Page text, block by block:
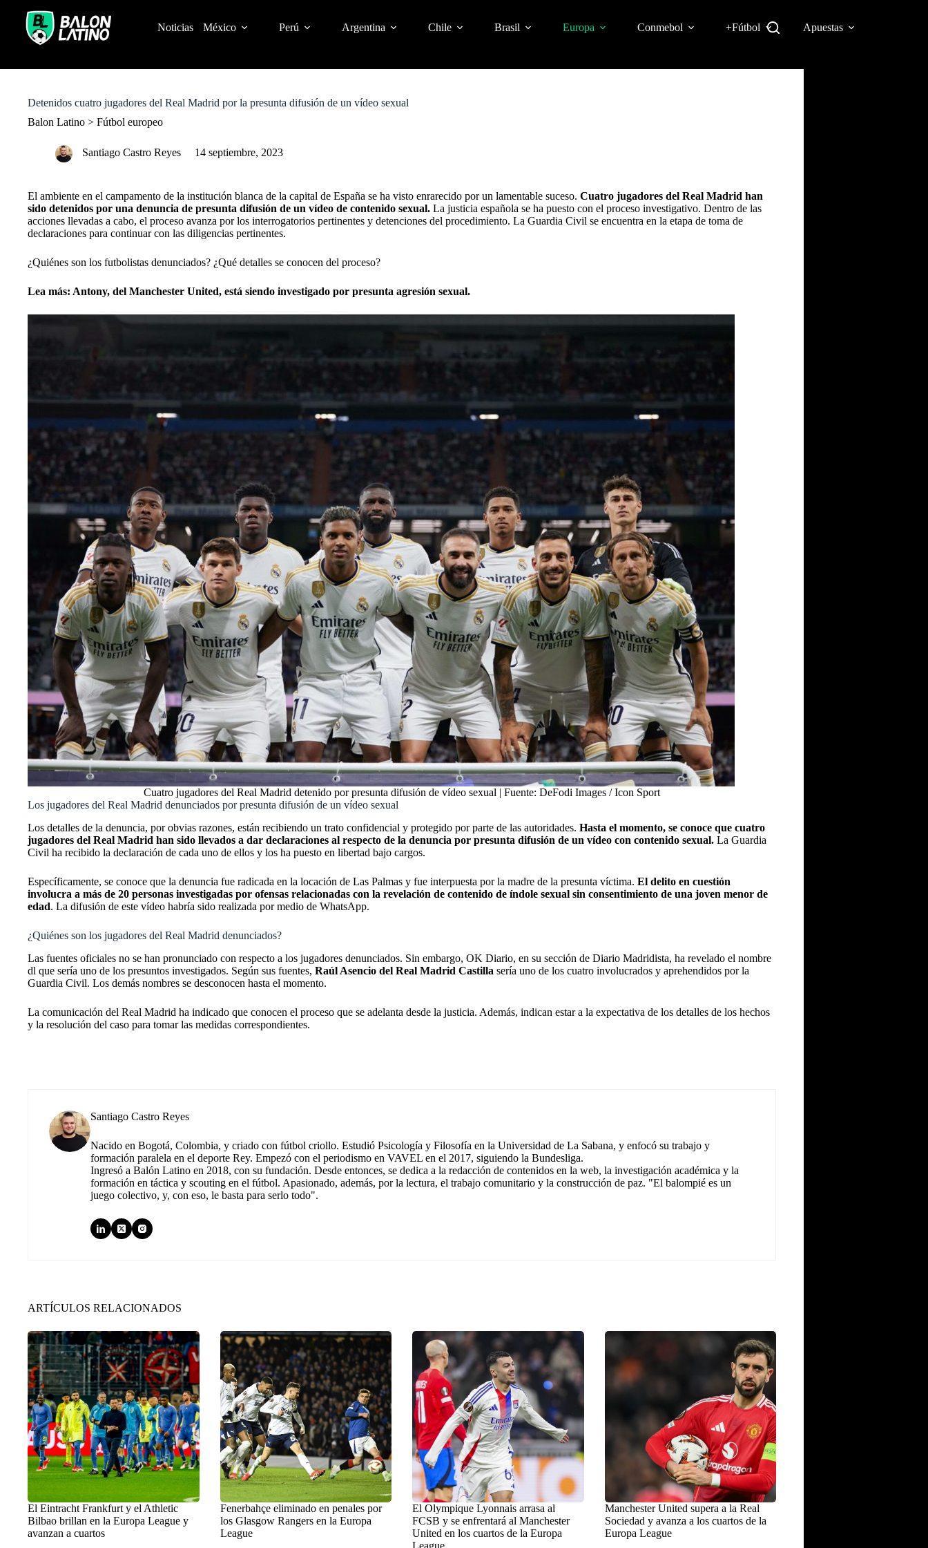
o
Noticias México Perú Argentina Chile Brasil Europa Conmebol +Fútbol Apuestas
Detenidos cuatro jugadores del Real Madrid por la presunta difusión de un vídeo sexual
Balon Latino > Fútbol europeo
Santiago Castro Reyes 14 septiembre, 2023
El ambiente en el campamento de la institución blanca de la capital de España se ha visto enrarecido por un lamentable suceso. Cuatro jugadores del Real Madrid han
sido detenidos por una denuncia de presunta difusión de un vídeo de contenido sexual. La justicia española se ha puesto con el proceso investigativo. Dentro de las
acciones llevadas a cabo, el proceso avanza por los interrogatorios pertinentes y detenciones del procedimiento. La Guardia Civil se encuentra en la etapa de toma de
declaraciones para continuar con las diligencias pertinentes.
¿Quiénes son los futbolistas denunciados? ¿Qué detalles se conocen del proceso?
Lea más: Antony, del Manchester United, está siendo investigado por presunta agresión sexual.
Cuatro jugadores del Real Madrid detenido por presunta difusión de vídeo sexual | Fuente: DeFodi Images / Icon Sport
Los jugadores del Real Madrid denunciados por presunta difusión de un vídeo sexual
Los detalles de la denuncia, por obvias razones, están recibiendo un trato confidencial y protegido por parte de las autoridades. Hasta el momento, se conoce que cuatro
jugadores del Real Madrid han sido llevados a dar declaraciones al respecto de la denuncia por presunta difusión de un vídeo con contenido sexual. La Guardia
Civil ha recibido la declaración de cada uno de ellos y los ha puesto en libertad bajo cargos.
Específicamente, se conoce que la denuncia fue radicada en la locación de Las Palmas y fue interpuesta por la madre de la presunta víctima. El delito en cuestión
involucra a más de 20 personas investigadas por ofensas relacionadas con la revelación de contenido de índole sexual sin consentimiento de una joven menor de
edad. La difusión de este vídeo habría sido realizada por medio de WhatsApp.
¿Quiénes son los jugadores del Real Madrid denunciados?
Las fuentes oficiales no se han pronunciado con respecto a los jugadores denunciados. Sin embargo, OK Diario, en su sección de Diario Madridista, ha revelado el nombre
dl que sería uno de los presuntos investigados. Según sus fuentes, Raúl Asencio del Real Madrid Castilla sería uno de los cuatro involucrados y aprehendidos por la
Guardia Civil. Los demás nombres se desconocen hasta el momento.
La comunicación del Real Madrid ha indicado que conocen el proceso que se adelanta desde la justicia. Además, indican estar a la expectativa de los detalles de los hechos
y la resolución del caso para tomar las medidas correspondientes.
Santiago Castro Reyes
Nacido en Bogotá, Colombia, y criado con fútbol criollo. Estudió Psicología y Filosofía en la Universidad de La Sabana, y enfocó su trabajo y
formación paralela en el deporte Rey. Empezó con el periodismo en VAVEL en el 2017, siguiendo la Bundesliga.
Ingresó a Balón Latino en 2018, con su fundación. Desde entonces, se dedica a la redacción de contenidos en la web, la investigación académica y la
formación en táctica y scouting en el fútbol. Apasionado, además, por la lectura, el trabajo comunitario y la construcción de paz. "El balompié es un
juego colectivo, y, con eso, le basta para serlo todo".
ARTÍCULOS RELACIONADOS
El Eintracht Frankfurt y el Athletic
Bilbao brillan en la Europa League y
avanzan a cuartos
Fenerbahçe eliminado en penales por
los Glasgow Rangers en la Europa
League
El Olympique Lyonnais arrasa al
FCSB y se enfrentará al Manchester
United en los cuartos de la Europa
League
Manchester United supera a la Real
Sociedad y avanza a los cuartos de la
Europa League